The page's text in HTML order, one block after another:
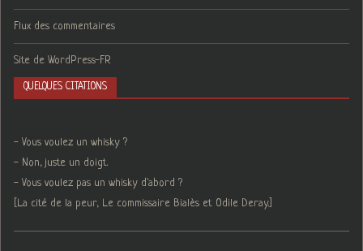
Flux des commentaires
Site de WordPress-FR
QUELQUES CITATIONS
- Vous voulez un whisky ?
- Non, juste un doigt.
- Vous voulez pas un whisky d'abord ?
[La cité de la peur, Le commissaire Bialès et Odile Deray.]